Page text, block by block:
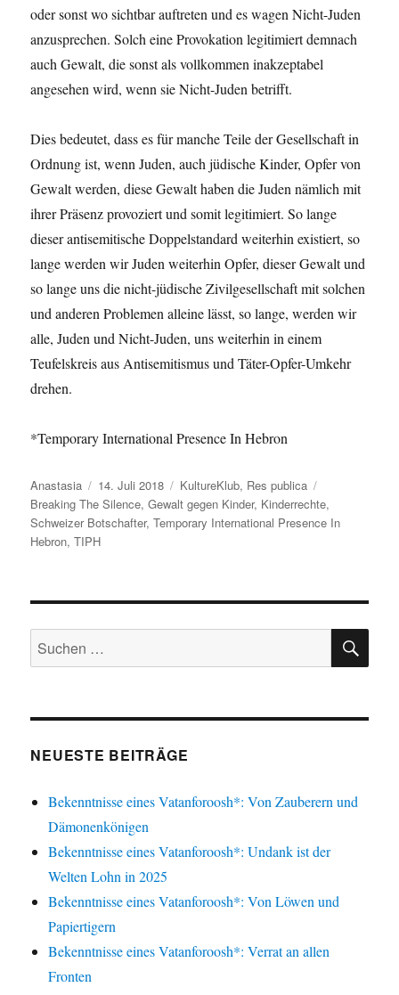
oder sonst wo sichtbar auftreten und es wagen Nicht-Juden
anzusprechen. Solch eine Provokation legitimiert demnach
auch Gewalt, die sonst als vollkommen inakzeptabel
angesehen wird, wenn sie Nicht-Juden betrifft.
Dies bedeutet, dass es für manche Teile der Gesellschaft in
Ordnung ist, wenn Juden, auch jüdische Kinder, Opfer von
Gewalt werden, diese Gewalt haben die Juden nämlich mit
ihrer Präsenz provoziert und somit legitimiert. So lange
dieser antisemitische Doppelstandard weiterhin existiert, so
lange werden wir Juden weiterhin Opfer, dieser Gewalt und
so lange uns die nicht-jüdische Zivilgesellschaft mit solchen
und anderen Problemen alleine lässt, so lange, werden wir
alle, Juden und Nicht-Juden, uns weiterhin in einem
Teufelskreis aus Antisemitismus und Täter-Opfer-Umkehr
drehen.
*Temporary International Presence In Hebron
Autor
Anastasia
Veröffentlicht
am
14. Juli 2018 Kategorien
KultureKlub, Res publica
Breaking The Silence,Gewalt gegen Kinder, Kinderrechte,
Schweizer Botschafter,Temporary International Presence In
Hebron,TIPH
Suchen
nach:
NEUESTE BEITRÄGE
Bekenntnisse eines Vatanforoosh*: Von Zauberern und
Dämonenkönigen
Bekenntnisse eines Vatanforoosh*: Undank ist der
Welten Lohn in 2025
Bekenntnisse eines Vatanforoosh*: Von Löwen und
Papiertigern
Bekenntnisse eines Vatanforoosh*: Verrat an allen
Fronten